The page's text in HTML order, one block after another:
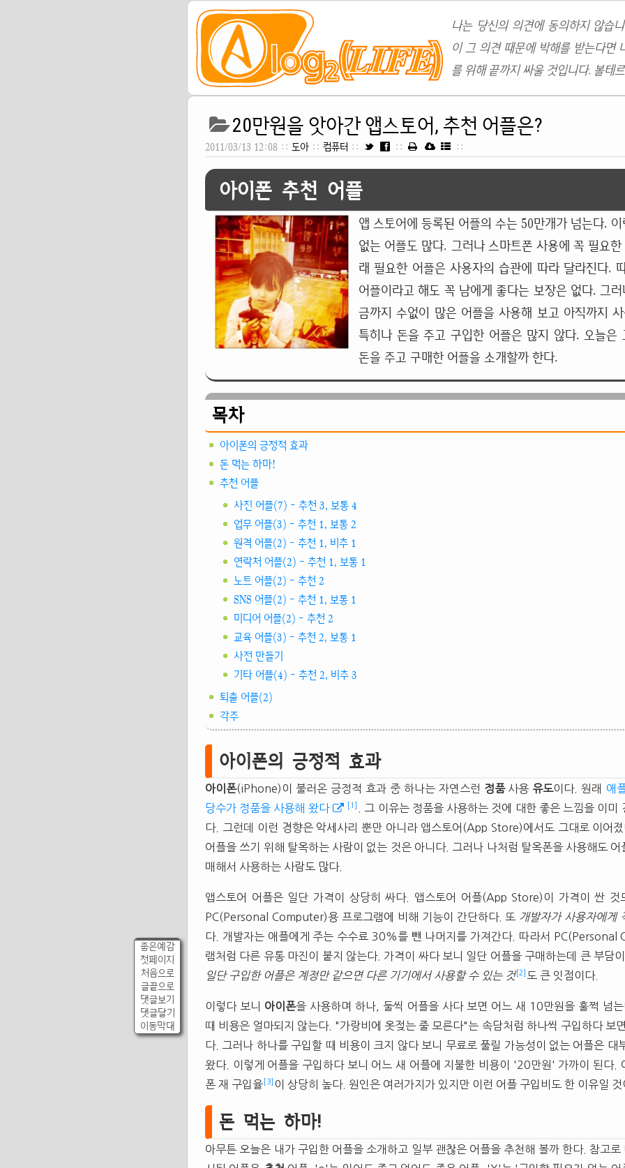
나는 당신의 의견에 동의하지 않습
이 그 의견 때문에 박해를 받는다면
를 위해 끝까지 싸울 것입니다. 볼테
좋은예감
첫페이지
처음으로
글끝으로
댓글보기
댓글달기
이동막대
20만원을 앗아간 앱스토어, 추천 어플은?
2011/03/13 12:08 :: 도아 :: 컴퓨터 :: :: ::
아이폰 추천 어플
앱 스토어에 등록된 어플의 수는 50만개가 넘는다.
없는 어플도 많다. 그러나 스마트폰 사용에 꼭 필요
래 필요한 어플은 사용자의 습관에 따라 달라진다.
어플이라고 해도 꼭 남에게 좋다는 보장은 없다. 그
금까지 수없이 많은 어플을 사용해 보고 아직까지
특히나 돈을 주고 구입한 어플은 많지 않다. 오늘은
돈을 주고 구매한 어플을 소개할까 한다.
목차
아이폰의 긍정적 효과
돈 먹는 하마!
추천 어플
사진 어플(7) - 추천 3, 보통 4
업무 어플(3) - 추천 1, 보통 2
원격 어플(2) - 추천 1, 비추 1
연락처 어플(2) - 추천 1, 보통 1
노트 어플(2) - 추천 2
SNS 어플(2) - 추천 1, 보통 1
미디어 어플(2) - 추천 2
교육 어플(3) - 추천 2, 보통 1
사전 만들기
기타 어플(4) - 추천 2, 비추 3
퇴출 어플(2)
각주
아이폰의 긍정적 효과
아이폰(iPhone)이 불러온 긍정적 효과 중 하나는 자연스런 정품사용 유도이다. 원래
애
당수가 정품을 사용해 왔다
[1]
. 그 이유는 정품을 사용하는 것에 대한 좋은 느낌을 이미
다. 그런데 이런 경향은 악세사리 뿐만 아니라 앱스토어(App Store)에서도 그대로 이어
어플을 쓰기 위해 탈옥하는 사람이 없는 것은 아니다. 그러나 나처럼 탈옥폰을 사용해도
매해서 사용하는 사람도 많다.
앱스토어 어플은 일단 가격이 상당히 싸다. 앱스토어 어플(App Store)이 가격이 싼 것
PC(Personal Computer)용 프로그램에 비해 기능이 간단하다. 또 개발자가 사용자에게
다. 개발자는 애플에게 주는 수수료 30%를 뺀 나머지를 가져간다. 따라서 PC(Personal
램처럼 다른 유통 마진이 붙지 않는다. 가격이 싸다 보니 일단 어플을 구매하는데 큰 부담
일단 구입한 어플은 계정만 같으면 다른 기기에서 사용할 수 있는 것 [2] 도 큰 잇점이다.
이렇다 보니 아이폰을 사용하며 하나, 둘씩 어플을 사다 보면 어느 새 10만원을 훌쩍 넘
때 비용은 얼마되지 않는다. "가랑비에 옷젖는 줄 모른다"는 속담처럼 하나씩 구입하다 보
다. 그러나 하나를 구입할 때 비용이 크지 않다 보니 무료로 풀릴 가능성이 없는 어플은 대
왔다. 이렇게 어플을 구입하다 보니 어느 새 어플에 지불한 비용이 '20만원' 가까이 된다.
폰 재 구입율 [3] 이 상당히 높다. 원인은 여러가지가 있지만 이런 어플 구입비도 한 이유일 것
돈 먹는 하마!
아무튼 오늘은 내가 구입한 어플을 소개하고 일부 괜찮은 어플을 추천해 볼까 한다. 참고